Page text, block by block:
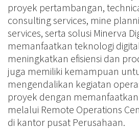
proyek pertambangan,
consulting services, mine
services, serta solusi Minerva
memanfaatkan teknologi
meningkatkan efisiensi dan
juga memiliki kemampuan
mengendalikan kegiatan
proyek dengan
melalui Remote Operations
di kantor pusat Perusahaan.